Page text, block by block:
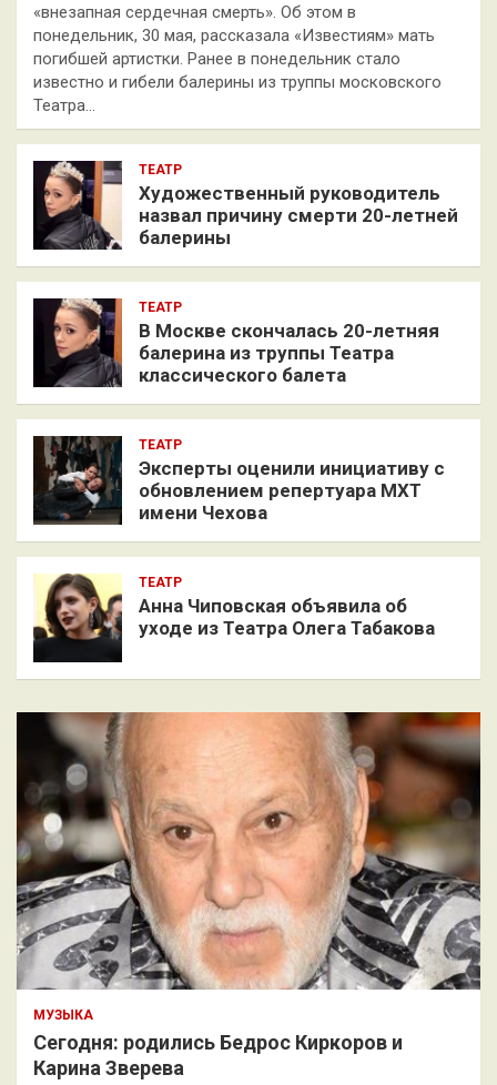
«внезапная сердечная смерть». Об этом в
понедельник, 30 мая, рассказала «Известиям» мать
погибшей артистки. Ранее в понедельник стало
известно и гибели балерины из труппы московского
Театра…
ТЕАТР
Художественный руководитель
назвал причину смерти 20-летней
балерины
ТЕАТР
В Москве скончалась 20-летняя
балерина из труппы Театра
классического балета
ТЕАТР
Эксперты оценили инициативу с
обновлением репертуара МХТ
имени Чехова
ТЕАТР
Анна Чиповская объявила об
уходе из Театра Олега Табакова
МУЗЫКА
Сегодня: родились Бедрос Киркоров и
Карина Зверева